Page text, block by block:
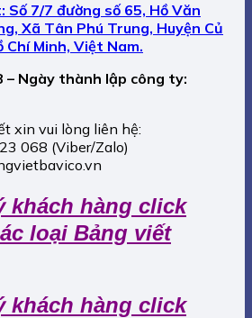
Số 7/7 đường số 65, Hồ Văn
Xã Tân Phú Trung, Huyện Củ
Chí Minh, Việt Nam.
– Ngày thành lập công ty:
xin vui lòng liên hệ:
068 (Viber/Zalo)
khách hàng click
loại Bảng viết
khách hàng click